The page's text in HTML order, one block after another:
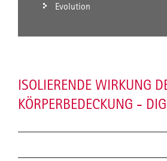
Evolution
ISOLIERENDE WIRKUNG
KÖRPERBEDECKUNG -